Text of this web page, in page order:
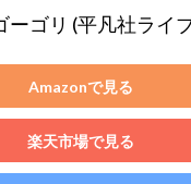
ーゴリ (平凡社ライ
Amazonで見る
楽天市場で見る